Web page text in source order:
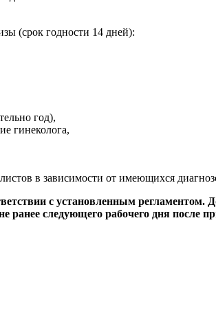
(срок годности 14 дней):
год),
гинеколога,
в зависимости от имеющихся
с установленным
ранее следующего рабочего дня после